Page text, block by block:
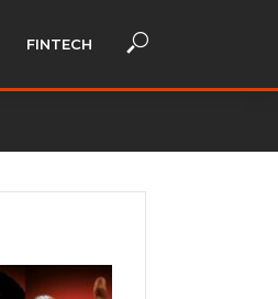
FINTECH